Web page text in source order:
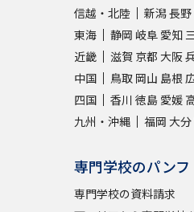
信越・北陸
新潟長野
東海
静岡 岐阜 愛知
近畿
滋賀 京都 大阪
中国
鳥取 岡山 島根
四国
香川 徳島 愛媛
九州・沖縄
福岡 大分
専門学校のパン
専門学校の資料請求